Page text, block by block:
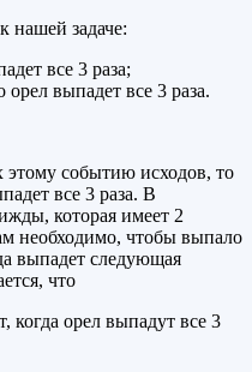
задаче:
все 3 раза;
выпадет все 3 раза.
событию исходов, то
все 3 раза. В
которая имеет 2
необходимо, чтобы выпало
выпадет следующая
что
когда орел выпадут все 3